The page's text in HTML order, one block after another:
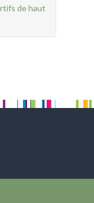
de haut